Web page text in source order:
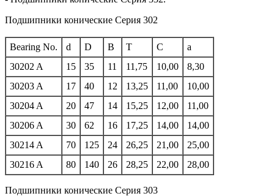
Подшипники конические Серия 302
Bearing No. d D B T C
a
30202 A
15 35 11 11,75 10,00
8,30
30203 A
17 40 12 13,25 11,00
10,00
30204 A
20 47 14 15,25 12,00
11,00
30206 A
30 62 16 17,25 14,00
14,00
30214 A
70 125 24 26,25 21,00
25,00
30216 A
80 140 26 28,25 22,00 28,00
Подшипники конические Серия 303